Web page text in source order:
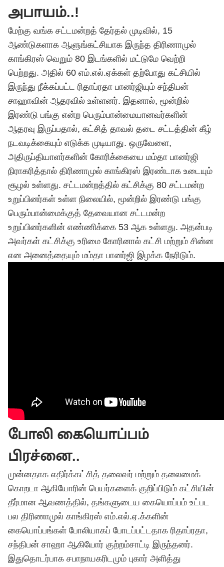
அபாயம்..!
மேற்கு வங்க சட்டமன்றத் தேர்தல் முடிவில், 15
ஆண்டுகளாக ஆளுங்கட்சியாக இருந்த திரிணாமுல்
காங்கிரஸ் வெறும் 80 இடங்களில் மட்டுமே வெற்றி
பெற்றது. அதில் 60 எம்.எல்.ஏக்கள் தற்போது கட்சியில்
இருந்து நீக்கப்பட்ட ரிதாப்ரதா பானர்ஜியும் சந்திபன்
சாஹாவின் ஆதரவில் உள்ளனர். இதனால், மூன்றில்
இரண்டு பங்கு என்ற பெரும்பான்மையானவர்களின்
ஆதரவு இருப்பதால், கட்சித் தாவல் தடை சட்டத்தின் கீழ்
நடவடிக்கையும் எடுக்க முடியாது. ஒருவேளை,
அதிருப்தியாளர்களின் கோரிக்கையை மம்தா பானர்ஜி
நிராகரித்தால் திரிணாமுல் காங்கிரஸ் இரண்டாக உடையும்
சூழல் உள்ளது. சட்டமன்றத்தில் கட்சிக்கு 80 சட்டமன்ற
உறுப்பினர்கள் உள்ள நிலையில், மூன்றில் இரண்டு பங்கு
பெரும்பான்மைக்குத் தேவையான சட்டமன்ற
உறுப்பினர்களின் எண்ணிக்கை 53 ஆக உள்ளது. அதன்படி
அவர்கள் கட்சிக்கு உரிமை கோரினால் கட்சி மற்றும் சின்ன
என அனைத்தையும் மம்தா பானர்ஜி இழக்க நேரிடும்.
போலி கையொப்பம்
பிரச்னை..
முன்னதாக எதிர்க்கட்சித் தலைவர் மற்றும் தலைமைக்
கொறடா ஆகியோரின் பெயர்களைக் குறிப்பிடும் கட்சியின்
தீர்மான ஆவணத்தில், தங்களுடைய கையொப்பம் உட்பட
பல திரிணாமுல் காங்கிரஸ் எம்.எல்.ஏ.க்களின்
கையொப்பங்கள் போலியாகப் போடப்பட்டதாக ரிதாப்ரதா,
சந்திபன் சாஹா ஆகியோர் குற்றம்சாட்டி இருந்தனர்.
இதுதொடர்பாக சபாநாயகரிடமும் புகார் அளித்து